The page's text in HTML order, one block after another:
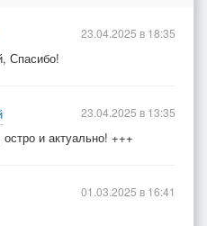
Спасибо!
23.04.2025 в 18:35
и актуально! +++
23.04.2025 в 13:35
01.03.2025 в 16:41